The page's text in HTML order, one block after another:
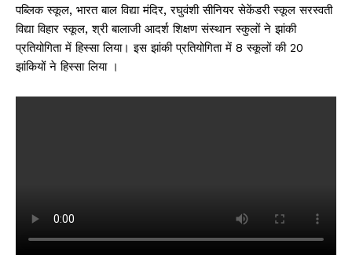
पब्लिक स्कूल, भारत बाल विद्या मंदिर, रघुवंशी सीनियर सेकेंडरी स्कूल सरस्वती
विद्या विहार स्कूल, श्री बालाजी आदर्श शिक्षण संस्थान स्कुलों ने झांकी
प्रतियोगिता में हिस्सा लिया। इस झांकी प्रतियोगिता में 8 स्कूलों की 20
झांकियों ने हिस्सा लिया ।